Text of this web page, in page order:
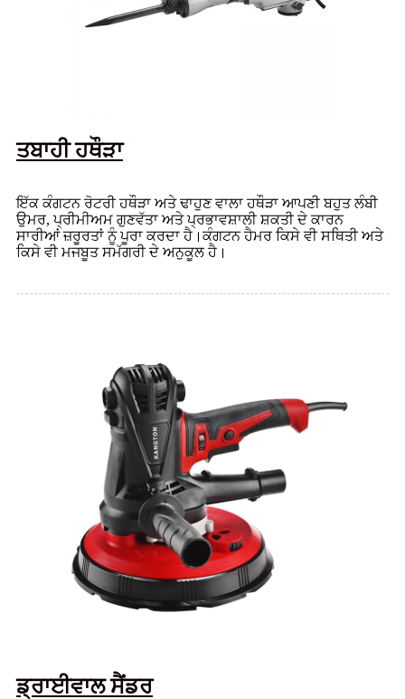
ਤਬਾਹੀ ਹਥੌੜਾ
ਇੱਕ ਕੰਗਟਨ ਰੋਟਰੀ ਹਥੌੜਾ ਅਤੇ ਢਾਹੁਣ ਵਾਲਾ ਹਥੌੜਾ ਆਪਣੀ ਬਹੁਤ ਲੰਬੀ
ਉਮਰ, ਪ੍ਰੀਮੀਅਮ ਗੁਣਵੱਤਾ ਅਤੇ ਪ੍ਰਭਾਵਸ਼ਾਲੀ ਸ਼ਕਤੀ ਦੇ ਕਾਰਨ
ਸਾਰੀਆਂ ਜ਼ਰੂਰਤਾਂ ਨੂੰ ਪੂਰਾ ਕਰਦਾ ਹੈ।ਕੰਗਟਨ ਹੈਮਰ ਕਿਸੇ ਵੀ ਸਥਿਤੀ ਅਤੇ
ਕਿਸੇ ਵੀ ਮਜਬੂਤ ਸਮੱਗਰੀ ਦੇ ਅਨੁਕੂਲ ਹੈ।
ਡ੍ਰਾਈਵਾਲ ਸੈਂਡਰ